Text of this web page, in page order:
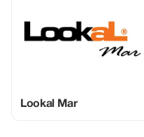
Lookal Mar